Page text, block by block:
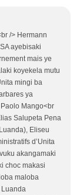
/> Hermann
ayebisaki
mais ye
koyekela mutu
mingi ba
ya
Mango<br
Salupeta Pena
Eliseu
d’Unita
akangamaki
choc makasi
maloba